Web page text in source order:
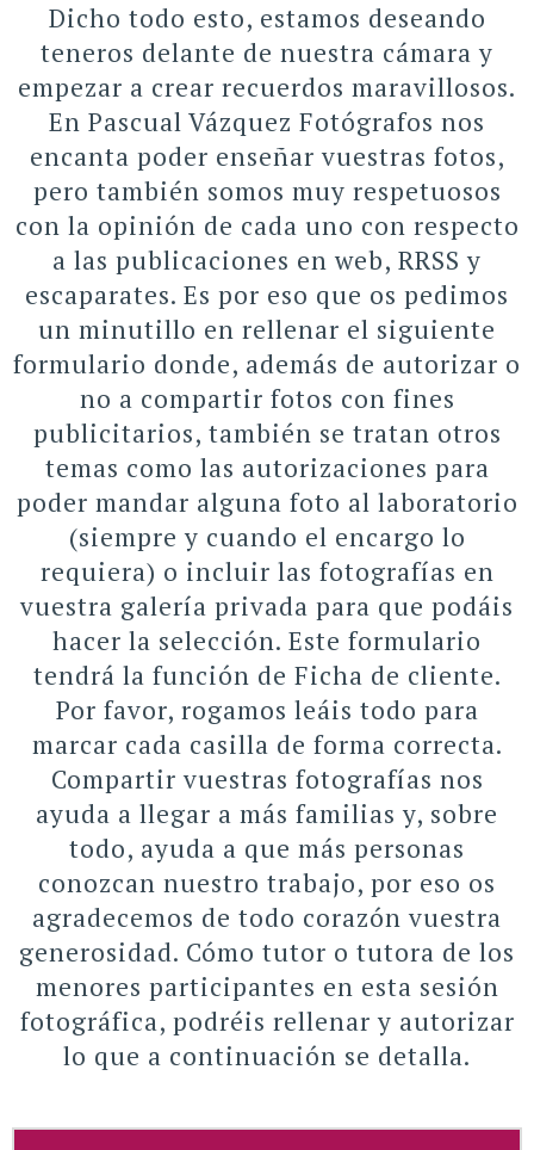
Dicho todo esto, estamos deseando
teneros delante de nuestra cámara y
empezar a crear recuerdos maravillosos.
En Pascual Vázquez Fotógrafos nos
encanta poder enseñar vuestras fotos,
pero también somos muy respetuosos
con la opinión de cada uno con respecto
a las publicaciones en web, RRSS y
escaparates. Es por eso que os pedimos
un minutillo en rellenar el siguiente
formulario donde, además de autorizar o
no a compartir fotos con fines
publicitarios, también se tratan otros
temas como las autorizaciones para
poder mandar alguna foto al laboratorio
(siempre y cuando el encargo lo
requiera) o incluir las fotografías en
vuestra galería privada para que podáis
hacer la selección. Este formulario
tendrá la función de Ficha de cliente.
Por favor, rogamos leáis todo para
marcar cada casilla de forma correcta.
Compartir vuestras fotografías nos
ayuda a llegar a más familias y, sobre
todo, ayuda a que más personas
conozcan nuestro trabajo, por eso os
agradecemos de todo corazón vuestra
generosidad. Cómo tutor o tutora de los
menores participantes en esta sesión
fotográfica, podréis rellenar y autorizar
lo que a continuación se detalla.